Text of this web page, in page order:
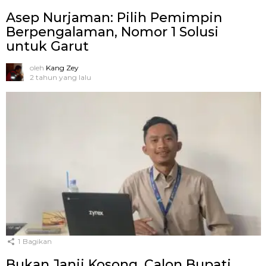
Asep Nurjaman: Pilih Pemimpin
Berpengalaman, Nomor 1 Solusi
untuk Garut
oleh Kang Zey
2 tahun yang lalu
1 Bagikan